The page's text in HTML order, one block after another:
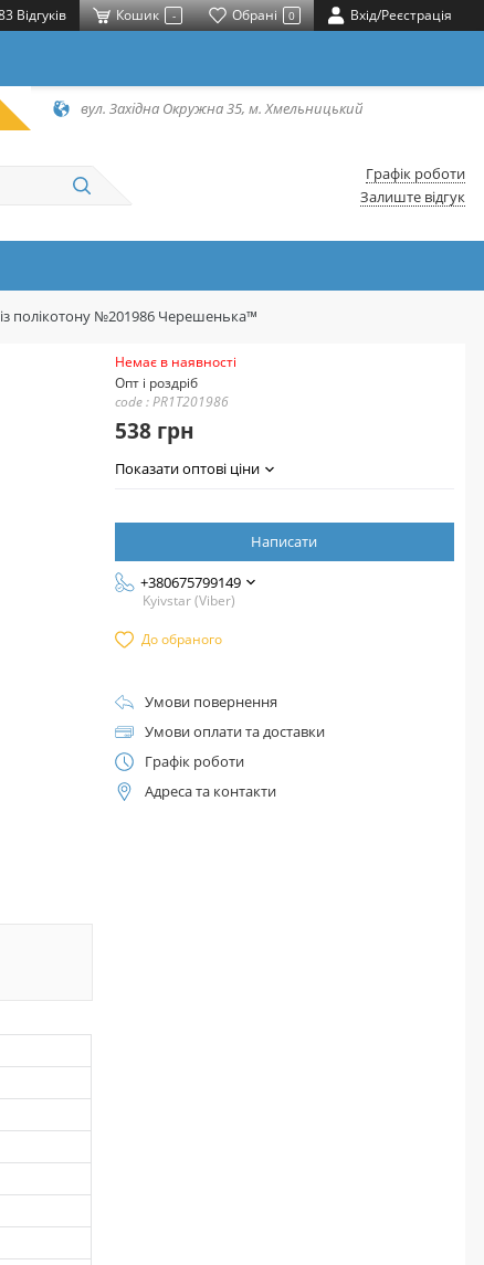
Відгуків Кошик - Обрані 0 Вхід/Реєстрація
вул. Західна Окружна 35, м. Хмельницький
Графік роботи
Залиште відгук
полікотону №201986 Черешенька™
Немає в наявності
Опт і роздріб
code : PR1T201986
538 грн
Показати оптові ціни
Написати
+380675799149
Kyivstar (Viber)
До обраного
Умови повернення
Умови оплати та доставки
Графік роботи
Адреса та контакти